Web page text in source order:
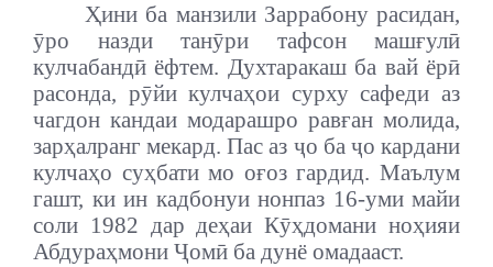
Ҳини ба манзили Заррабону расидан,
ӯро назди танӯри тафсон машғулӣ
кулчабандӣ ёфтем. Духтаракаш ба вай ёрӣ
расонда, рӯйи кулчаҳои сурху сафеди аз
чагдон кандаи модарашро равған молида,
зарҳалранг мекард. Пас аз ҷо ба ҷо кардани
кулчаҳо суҳбати мо оғоз гардид. Маълум
гашт, ки ин кадбонуи нонпаз 16-уми майи
соли 1982 дар деҳаи Кӯҳдомани ноҳияи
Абдураҳмони Ҷомӣ ба дунё омадааст.